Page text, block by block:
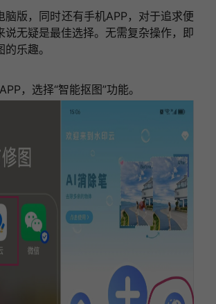
脑版，同时还有手机APP，对于追求便
说无疑是最佳选择。无需复杂操作，即
乐趣。
，选择“智能抠图”功能。